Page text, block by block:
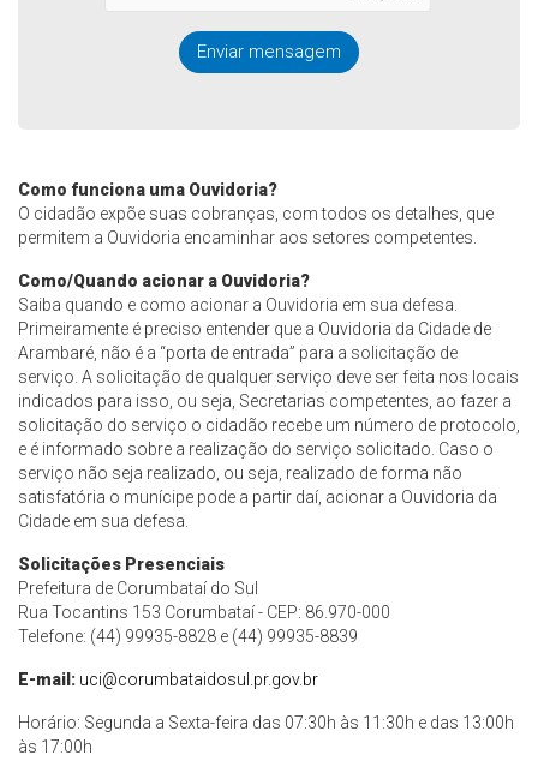
Enviar mensagem
Como funciona uma Ouvidoria?
O cidadão expõe suas cobranças, com todos os detalhes, que
permitem a Ouvidoria encaminhar aos setores competentes.
Como/Quando acionar a Ouvidoria?
Saiba quando e como acionar a Ouvidoria em sua defesa.
Primeiramente é preciso entender que a Ouvidoria da Cidade de
Arambaré, não é a “porta de entrada” para a solicitação de
serviço. A solicitação de qualquer serviço deve ser feita nos locais
indicados para isso, ou seja, Secretarias competentes, ao fazer a
solicitação do serviço o cidadão recebe um número de protocolo,
e é informado sobre a realização do serviço solicitado. Caso o
serviço não seja realizado, ou seja, realizado de forma não
satisfatória o munícipe pode a partir daí, acionar a Ouvidoria da
Cidade em sua defesa.
Solicitações Presenciais
Prefeitura de Corumbataí do Sul
Rua Tocantins 153 Corumbataí - CEP: 86.970-000
Telefone: (44) 99935-8828 e (44) 99935-8839
E-mail: uci@corumbataidosul.pr.gov.br
Horário: Segunda a Sexta-feira das 07:30h às 11:30h e das 13:00h
às 17:00h